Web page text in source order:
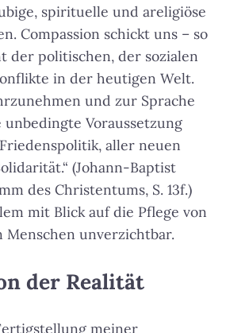
spirituelle und areligiöse
Compassion schickt uns – so
der politischen, der sozialen
in der heutigen Welt.
und zur Sprache
Voraussetzung
aller neuen
(Johann-Baptist
des Christentums, S. 13f.)
mit Blick auf die Pflege von
Menschen unverzichtbar.
der Realität
meiner